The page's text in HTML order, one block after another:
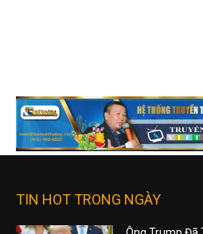
TIN HOT TRONG NGÀY